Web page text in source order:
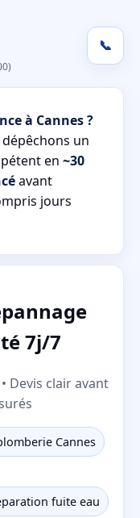
📞
à Cannes ?
dépêchons un
en ~30
avant
jours
7j/7
Devis clair avant
Cannes
fuite eau